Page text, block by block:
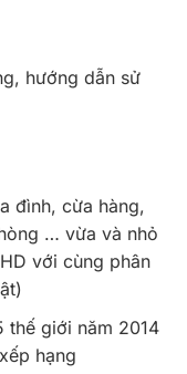
hướng dẫn sử
đình, cừa hàng,
… vừa và nhỏ
với cùng phân
thế giới năm 2014
hạng